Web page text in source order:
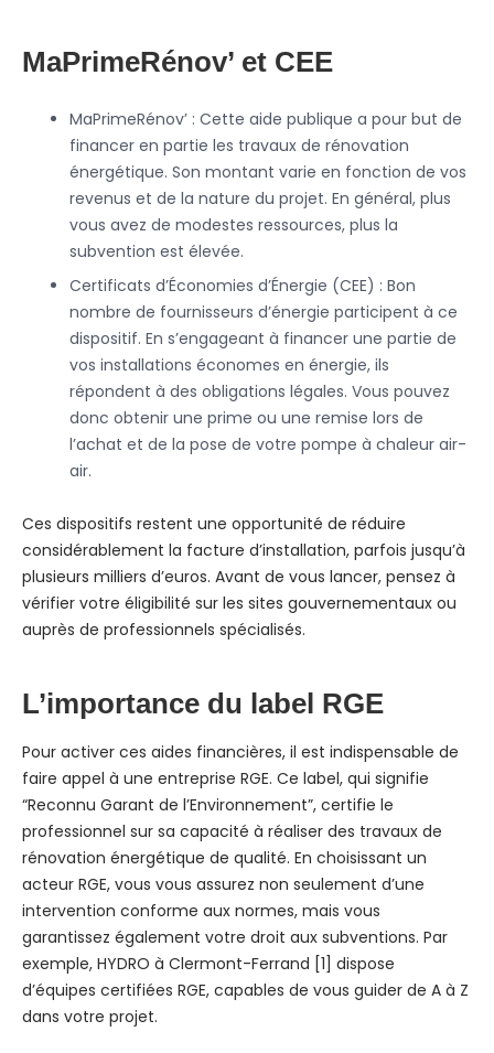
MaPrimeRénov’ et CEE
MaPrimeRénov’ : Cette aide publique a pour but de
financer en partie les travaux de rénovation
énergétique. Son montant varie en fonction de vos
revenus et de la nature du projet. En général, plus
vous avez de modestes ressources, plus la
subvention est élevée.
Certificats d’Économies d’Énergie (CEE) : Bon
nombre de fournisseurs d’énergie participent à ce
dispositif. En s’engageant à financer une partie de
vos installations économes en énergie, ils
répondent à des obligations légales. Vous pouvez
donc obtenir une prime ou une remise lors de
l’achat et de la pose de votre pompe à chaleur air-
air.
Ces dispositifs restent une opportunité de réduire
considérablement la facture d’installation, parfois jusqu’à
plusieurs milliers d’euros. Avant de vous lancer, pensez à
vérifier votre éligibilité sur les sites gouvernementaux ou
auprès de professionnels spécialisés.
L’importance du label RGE
Pour activer ces aides financières, il est indispensable de
faire appel à une entreprise RGE. Ce label, qui signifie
“Reconnu Garant de l’Environnement”, certifie le
professionnel sur sa capacité à réaliser des travaux de
rénovation énergétique de qualité. En choisissant un
acteur RGE, vous vous assurez non seulement d’une
intervention conforme aux normes, mais vous
garantissez également votre droit aux subventions. Par
exemple, HYDRO à Clermont-Ferrand [1] dispose
d’équipes certifiées RGE, capables de vous guider de A à Z
dans votre projet.